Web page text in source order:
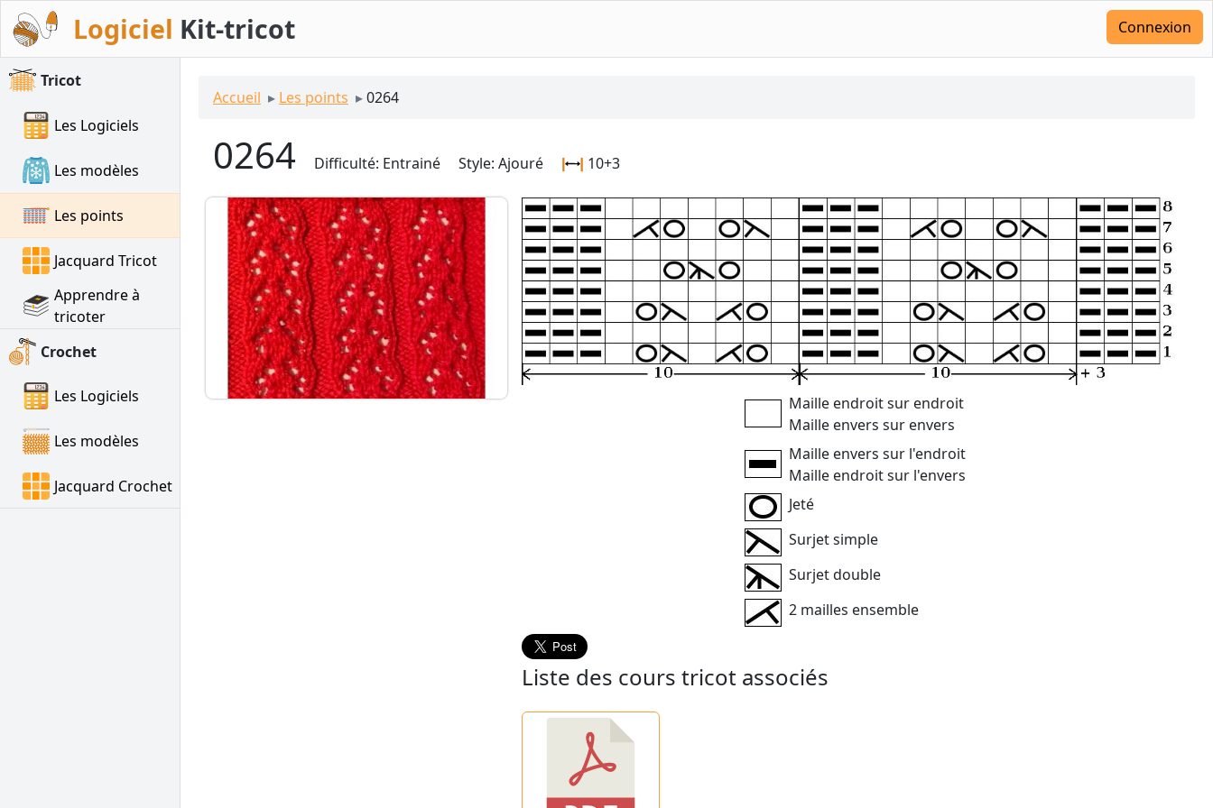
Kit-tricot Connexion
Tricot
Les Logiciels
Les modèles
Les points
Jacquard Tricot
Apprendre à
tricoter
Crochet
Les Logiciels
Les modèles
Jacquard Crochet
Accueil Les points 0264
0264 Difficulté: Entrainé Style: Ajouré 10+3
Maille endroit sur endroit
Maille envers sur envers
Maille envers sur l'endroit
Maille endroit sur l'envers
Jeté
Surjet simple
Surjet double
2 mailles ensemble
Liste des cours tricot associés